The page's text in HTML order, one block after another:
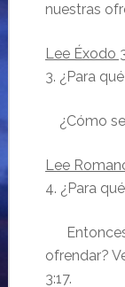
nuestras
Lee Éxodo
3. ¿Para
¿Cómo
Lee
4. ¿Para
ofrendar?
3:17.